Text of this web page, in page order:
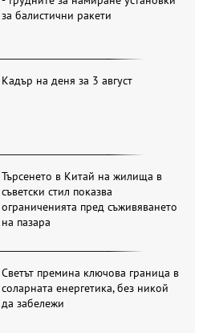
за балистични ракети
Кадър на деня за 3 август
Търсенето в Китай на жилища в
съветски стил показва
ограниченията пред съживяването
на пазара
Светът премина ключова граница в
соларната енергетика, без никой
да забележи